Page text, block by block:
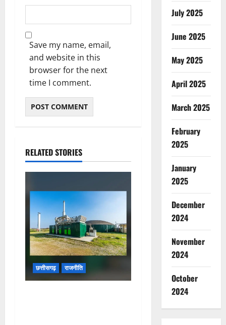
Save my name, email,
and website in this
browser for the next
time I comment.
RELATED STORIES
छत्तीसगढ़ राजनीति
July 2025
June 2025
May 2025
April 2025
March 2025
February
2025
January
2025
December
2024
November
2024
October
2024